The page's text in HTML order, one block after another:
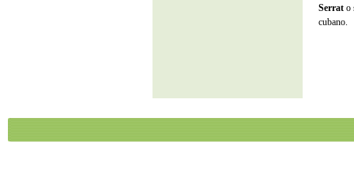
Serrat o
cubano.